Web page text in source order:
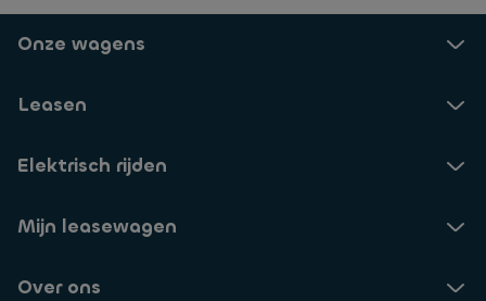
Onze wagens
Leasen
Elektrisch rijden
Mijn leasewagen
Over ons